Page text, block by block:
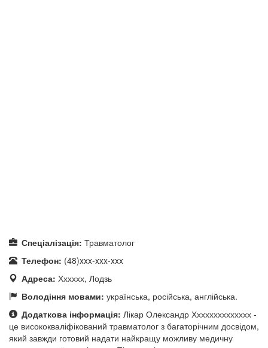
Спеціалізація: Травматолог
Телефон: (48)xxx-xxx-xxx
Адреса: Хххххх, Лодзь
Володіння мовами: українська, російська, англійська.
Додаткова інформація: Лікар Олександр Хххххххххххххх -
це висококваліфікований травматолог з багаторічним досвідом,
який завжди готовий надати найкращу можливу медичну